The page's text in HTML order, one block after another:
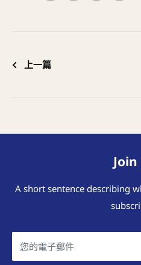
上一篇
Join
A short sentence describing
您的電子郵件